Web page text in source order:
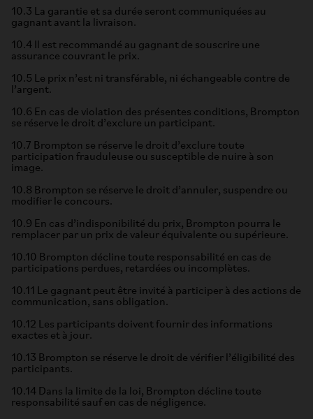
10.3 La garantie et sa durée seront communiquées au
gagnant avant la livraison.
10.4 Il est recommandé au gagnant de souscrire une
assurance couvrant le prix.
10.5 Le prix n’est ni transférable, ni échangeable contre de
l’argent.
10.6 En cas de violation des présentes conditions, Brompton
se réserve le droit d’exclure un participant.
10.7 Brompton se réserve le droit d’exclure toute
participation frauduleuse ou susceptible de nuire à son
image.
10.8 Brompton se réserve le droit d’annuler, suspendre ou
modifier le concours.
10.9 En cas d’indisponibilité du prix, Brompton pourra le
remplacer par un prix de valeur équivalente ou supérieure.
10.10 Brompton décline toute responsabilité en cas de
participations perdues, retardées ou incomplètes.
10.11 Le gagnant peut être invité à participer à des actions de
communication, sans obligation.
10.12 Les participants doivent fournir des informations
exactes et à jour.
10.13 Brompton se réserve le droit de vérifier l’éligibilité des
participants.
10.14 Dans la limite de la loi, Brompton décline toute
responsabilité sauf en cas de négligence.